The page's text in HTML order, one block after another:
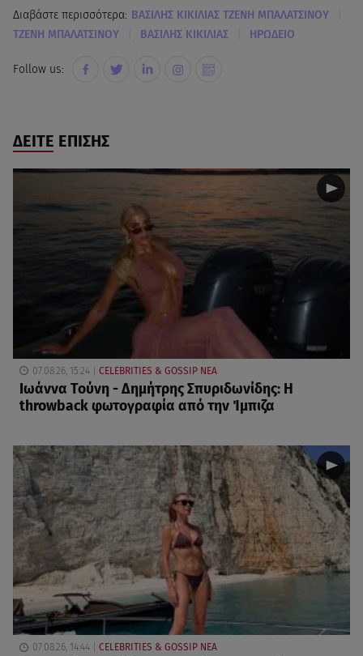
Διαβάστε περισσότερα: ΒΑΣΙΛΗΣ ΚΙΚΙΛΙΑΣ ΤΖΕΝΗ ΜΠΑΛΑΤΣΙΝΟΥ
ΤΖΕΝΗ ΜΠΑΛΑΤΣΙΝΟΥ ΒΑΣΙΛΗΣ ΚΙΚΙΛΙΑΣ ΗΡΩΔΕΙΟ
Follow us:
ΔΕΙΤΕ ΕΠΙΣΗΣ
07.08.26, 15:24 CELEBRITIES & GOSSIP ΝΕΑ
Ιωάννα Τούνη - Δημήτρης Σπυριδωνίδης: Η
throwback φωτογραφία από την Ίμπιζα
07.08.26, 14:44 CELEBRITIES & GOSSIP ΝΕΑ